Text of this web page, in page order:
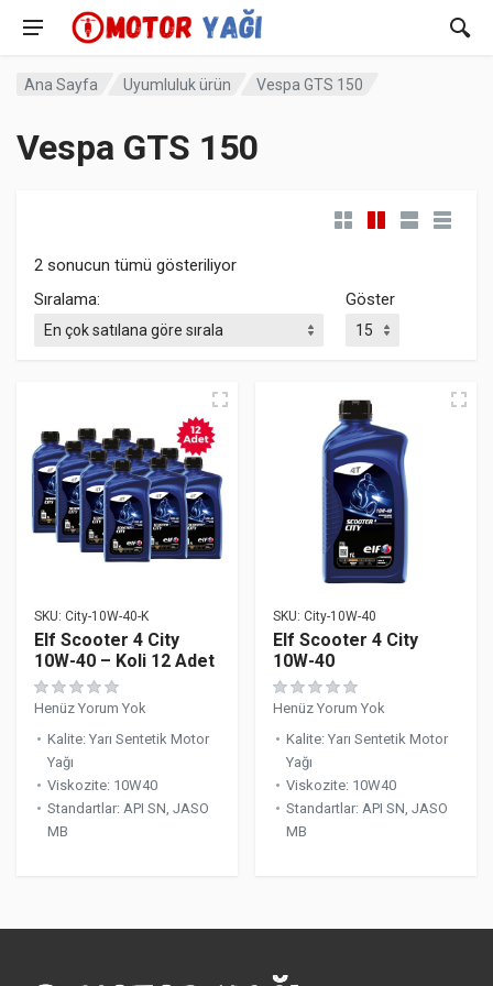
Ana Sayfa Uyumluluk ürün Vespa GTS 150
Vespa GTS 150
2 sonucun tümü gösteriliyorPopülerliğe göre sıralandı
Sıralama:
Göster
SKU: City-10W-40-K
Elf Scooter 4 City
10W-40 – Koli 12 Adet
Henüz Yorum Yok
Kalite: Yarı Sentetik Motor
Yağı
Viskozite: 10W40
Standartlar: API SN, JASO
MB
SKU: City-10W-40
Elf Scooter 4 City
10W-40
Henüz Yorum Yok
Kalite: Yarı Sentetik Motor
Yağı
Viskozite: 10W40
Standartlar: API SN, JASO
MB